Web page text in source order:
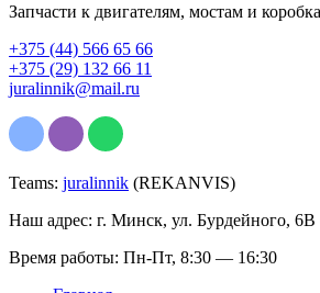
Запчасти к двигателям, мостам и
+375 (44) 566 65 66
+375 (29) 132 66 11
juralinnik@mail.ru
Teams: juralinnik (REKANVIS)
Наш адрес: г. Минск, ул. Бурдейного,
Время работы: Пн-Пт, 8:30 — 16:30